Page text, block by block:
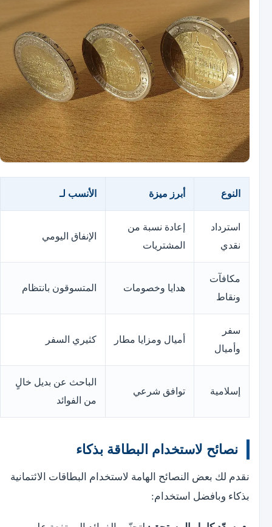
النوع أبرز ميزة الأنسب لـ
استرداد
نقدي
إعادة نسبة من
المشتريات
الإنفاق اليومي
مكافآت
ونقاط
هدايا وخصومات المتسوقون بانتظام
سفر
وأميال
أميال ومزايا مطار كثيري السفر
إسلامية توافق شرعي
الباحث عن بديل خالٍ
من الفوائد
نصائح لاستخدام البطاقة بذكاء
نقدم لك بعض النصائح الهامة لاستخدام البطاقات الائتمانية
بذكاء وبافضل استخدام: